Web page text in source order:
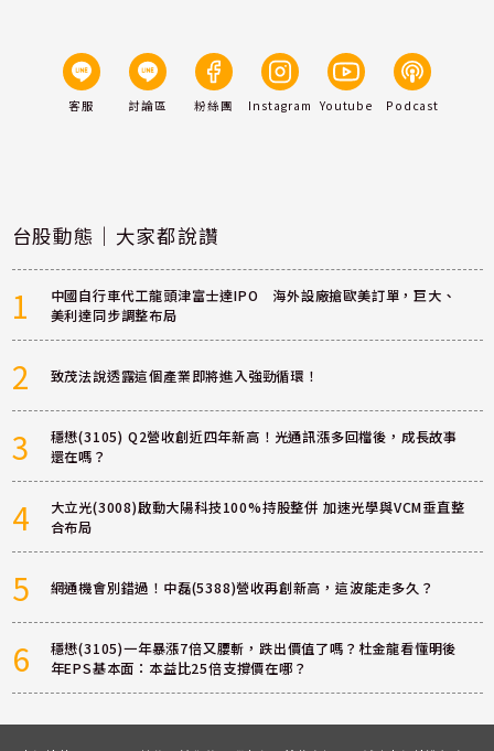
客服 討論區 粉絲團 Instagram Youtube Podcast
台股動態｜大家都說讚
1
中國自行車代工龍頭津富士達IPO 海外設廠搶歐美訂單，巨大、
美利達同步調整布局
2 致茂法說透露這個產業即將進入強勁循環！
3
穩懋(3105) Q2營收創近四年新高！光通訊漲多回檔後，成長故事
還在嗎？
4
大立光(3008)啟動大陽科技100%持股整併 加速光學與VCM垂直整
合布局
5 網通機會別錯過！中磊(5388)營收再創新高，這波能走多久？
6
穩懋(3105)一年暴漲7倍又腰斬，跌出價值了嗎？杜金龍看懂明後
年EPS基本面：本益比25倍支撐價在哪？